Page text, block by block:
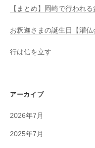
【まとめ】岡崎で行われ
お釈迦さまの誕生日【灌仏
行は信を立す
アーカイブ
2026年7月
2025年7月